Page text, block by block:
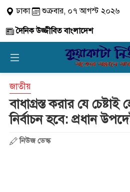
ঢাকা
শুক্রবার, ০৭ আগস্ট ২০২৬
দৈনিক উজ্জীবিত বাংলাদেশ
জাতীয়
বাধাগ্রস্ত করার যে
নির্বাচন হবে: প্রধান
নিউজ ডেস্ক